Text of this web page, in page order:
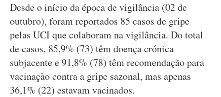
Desde o início da época de vigilância (02 de
outubro), foram reportados 85 casos de gripe
pelas UCI que colaboram na vigilância. Do total
de casos, 85,9% (73) têm doença crónica
subjacente e 91,8% (78) têm recomendação para
vacinação contra a gripe sazonal, mas apenas
36,1% (22) estavam vacinados.